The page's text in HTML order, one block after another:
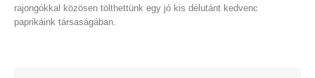
rajongókkal közösen tölthettünk egy jó kis délutánt kedvenc
paprikáink társaságában.